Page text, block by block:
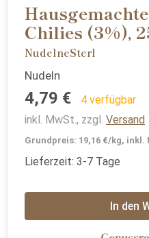
Chilies (3%),
NudelneSterl
Nudeln
4,79 €
4 verfügbar
inkl. MwSt., zzgl. Versand
Grundpreis: 19,16 €/kg, inkl.
Lieferzeit: 3-7 Tage
In den